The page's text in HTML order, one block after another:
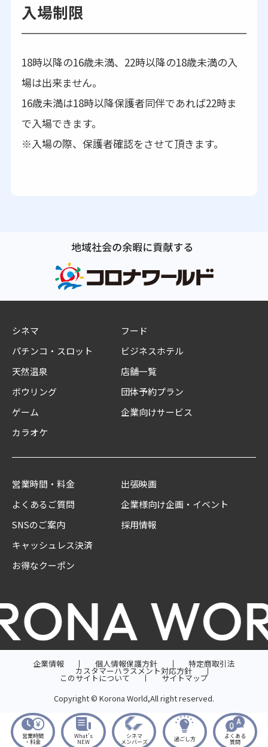
入場制限
18時以降の16歳未満、22時以降の18歳未満の入
場は出来ません。
16歳未満は18時以降保護者同伴であれば22時ま
で入場できます。
※入場の際、保護者確認をさせて頂きます。
シネマ
パチンコ・スロット
天然温泉
ボウリング
ゲーム
カラオケ
フード
ビジネスホテル
店舗一覧
団体予約プラン
企業向けサービス
営業時間・料金
よくあるご質問
SNSのご案内
キャッシュレス決済
お得なクーポン
出張映画
企業様向け企画・イベント
採用情報
企業情報 個人情報保護方針 特定商取引法
カスタマーハラスメント対応方針
このサイトについて
サイトマップ
Copyright © Korona World,All right reserved.
営業時間
・料金
What’s
NEW
シネマ
メンバーズ 過ごし方 よくある
質問